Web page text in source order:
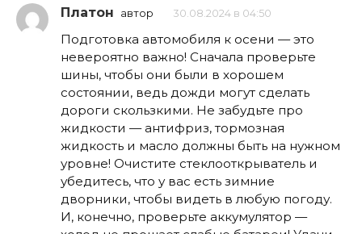
Платон автор 30.08.2024 в 04:50
Подготовка автомобиля к осени — это
невероятно важно! Сначала проверьте
шины, чтобы они были в хорошем
состоянии, ведь дожди могут сделать
дороги скользкими. Не забудьте про
жидкости — антифриз, тормозная
жидкость и масло должны быть на нужном
уровне! Очистите стеклооткрыватель и
убедитесь, что у вас есть зимние
дворники, чтобы видеть в любую погоду.
И, конечно, проверьте аккумулятор —